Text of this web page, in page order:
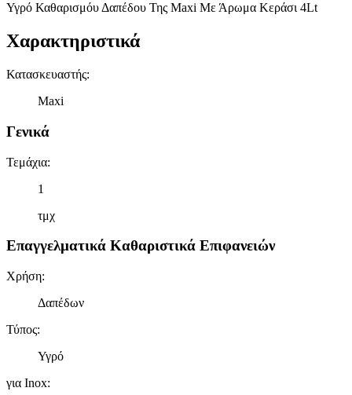
Υγρό Καθαρισμόυ Δαπέδου Της Maxi Με Άρωμα Κεράσι 4Lt
Χαρακτηριστικά
Κατασκευαστής:
Maxi
Γενικά
Τεμάχια:
1
τμχ
Επαγγελματικά Καθαριστικά Επιφανειών
Χρήση:
Δαπέδων
Τύπος:
Υγρό
για Inox: